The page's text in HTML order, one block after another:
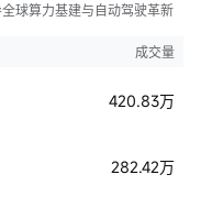
球算力基建与自动驾驶革新
成交量
420.83万
282.42万